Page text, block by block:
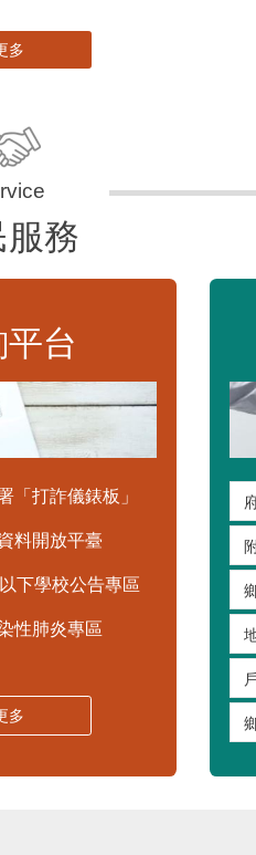
多
務
台
「打詐儀錶板」
料開放平臺
下學校公告專區
性肺炎專區
多